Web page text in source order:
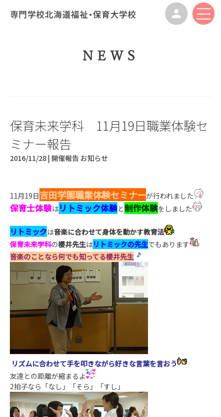
NEWS
保育未来学科 11月19日職業体験セ
ミナー報告
2016/11/28 | 開催報告 お知らせ
11月19日吉田学園職業体験セミナーが行われました
保育士体験はリトミック体験と制作体験をしました
リトミックは音楽に合わせて身体を動かす教育法
保育未来学科の櫻井先生はリトミックの先生でもあります
音楽のことなら何でも知ってる櫻井先生
リズムに合わせて手を叩きながら好きな言葉を言おう
友達との距離が縮まるよ
2拍子なら「なし」「そら」「すし」